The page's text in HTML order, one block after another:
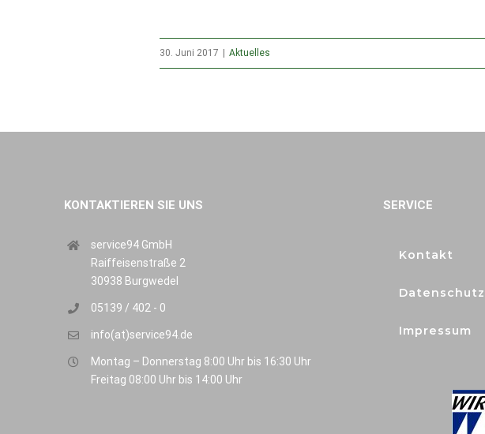
30. Juni 2017 Aktuelles
KONTAKTIEREN SIE UNS
service94 GmbH
Raiffeisenstraße 2
30938 Burgwedel
05139 / 402 - 0
info(at)service94.de
Montag – Donnerstag 8:00 Uhr bis 16:30 Uhr
Freitag 08:00 Uhr bis 14:00 Uhr
SERVICE
Kontakt
Impressum